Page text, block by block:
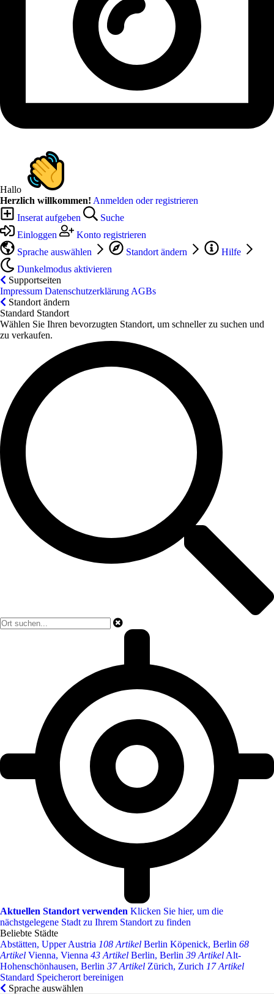
Hallo
Herzlich willkommen! Anmelden oder registrieren
Inserat aufgeben
Suche
Einloggen
Konto registrieren
Sprache auswählen
Standort ändern
Hilfe
Dunkelmodus aktivieren
Supportseiten
Impressum Datenschutzerklärung AGBs
Standort ändern
Standard Standort
Wählen Sie Ihren bevorzugten Standort, um schneller zu suchen und
zu verkaufen.
Aktuellen Standort verwenden Klicken Sie hier, um die
nächstgelegene Stadt zu Ihrem Standort zu finden
Beliebte Städte
Abstätten, Upper Austria 108 Artikel Berlin Köpenick, Berlin 68
Artikel Vienna, Vienna 43 Artikel Berlin, Berlin 39 Artikel Alt-
Hohenschönhausen, Berlin 37 Artikel Zürich, Zurich 17 Artikel
Standard Speicherort bereinigen
Sprache auswählen